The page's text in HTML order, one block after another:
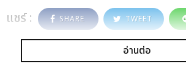
แชร์ : SHARE TWEET
อ่านต่อ